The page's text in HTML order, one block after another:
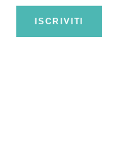
ISCRIVITI